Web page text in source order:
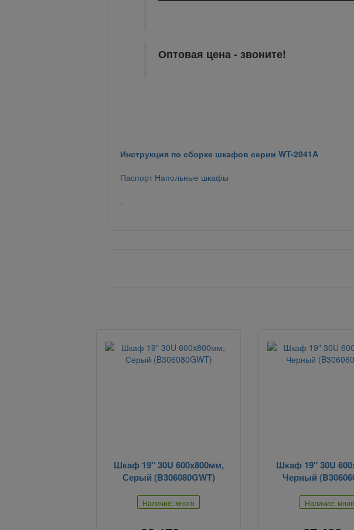
Оптовая цена - звоните!
Инструкция по сборке шкафов серии WT-2041A
Паспорт Напольные шкафы
.
Шкаф 19" 30U 600x800мм,
Серый (B306080GWT)
Наличие: много
Шкаф 19" 30U
Черный
Наличие: